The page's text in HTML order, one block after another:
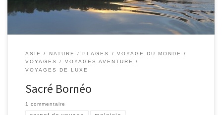
ASIE NATURE PLAGES
VOYAGE DU MONDE
VOYAGES
VOYAGES AVENTURE
VOYAGES DE LUXE
Sacré Bornéo
1 commentaire